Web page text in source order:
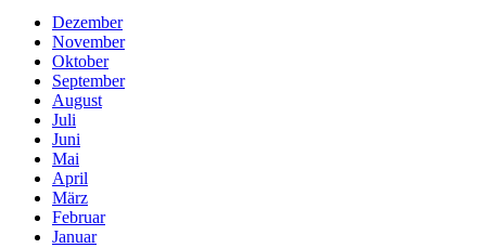
Dezember
November
Oktober
September
August
Juli
Juni
Mai
April
März
Februar
Januar